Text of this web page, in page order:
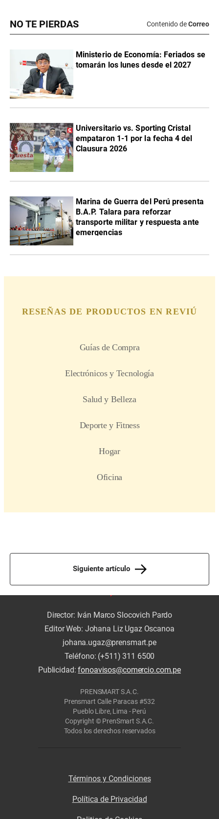
NO TE PIERDAS Contenido deCorreo
Ministerio de Economía: Feriados se
tomarán los lunes desde el 2027
Universitario vs. Sporting Cristal
empataron 1-1 por la fecha 4 del
Clausura 2026
Marina de Guerra del Perú presenta
B.A.P. Talara para reforzar
transporte militar y respuesta ante
emergencias
Siguiente artículo
Director: Iván Marco Slocovich Pardo
Editor Web: Johana Liz Ugaz Oscanoa
johana.ugaz@prensmart.pe
Teléfono: (+511) 311 6500
Publicidad:fonoavisos@comercio.com.pe
PRENSMART S.A.C.
Prensmart Calle Paracas #532
Pueblo Libre, Lima - Perú
Copyright © PrenSmart S.A.C.
Todos los derechos reservados
Términos y Condiciones
Política de Privacidad